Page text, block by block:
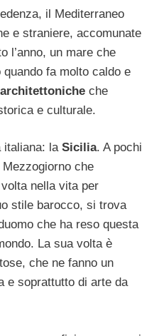
il Mediterraneo
e straniere, accomunate
l’anno, un mare che
fa molto caldo e
che
e culturale.
italiana: la Sicilia. A pochi
che
nella vita per
stile barocco, si trova
che ha reso questa
La sua volta è
che ne fanno un
e soprattutto di arte da